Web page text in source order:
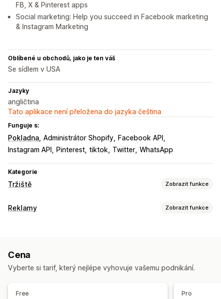
FB, X & Pinterest apps
Social marketing: Help you succeed in Facebook marketing
& Instagram Marketing
Oblíbené u obchodů, jako je ten váš
Se sídlem v USA
Jazyky
angličtina
Tato aplikace není přeložena do jazyka čeština
Funguje s:
Pokladna Administrátor Shopify
Facebook API
Instagram API
Pinterest tiktok Twitter WhatsApp
Kategorie
Tržiště Zobrazit funkce
Správa listingů
Řízení objednávek
Vlastní pravidla
Reklamy Zobrazit funkce
Cena
Vyberte si tarif, který nejlépe vyhovuje vašemu podnikání.
Free Pro